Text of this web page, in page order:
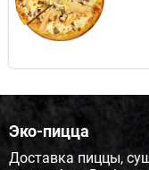
Эко-пицца
Доставка пиццы,